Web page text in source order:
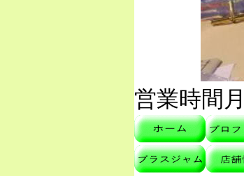
営業時間